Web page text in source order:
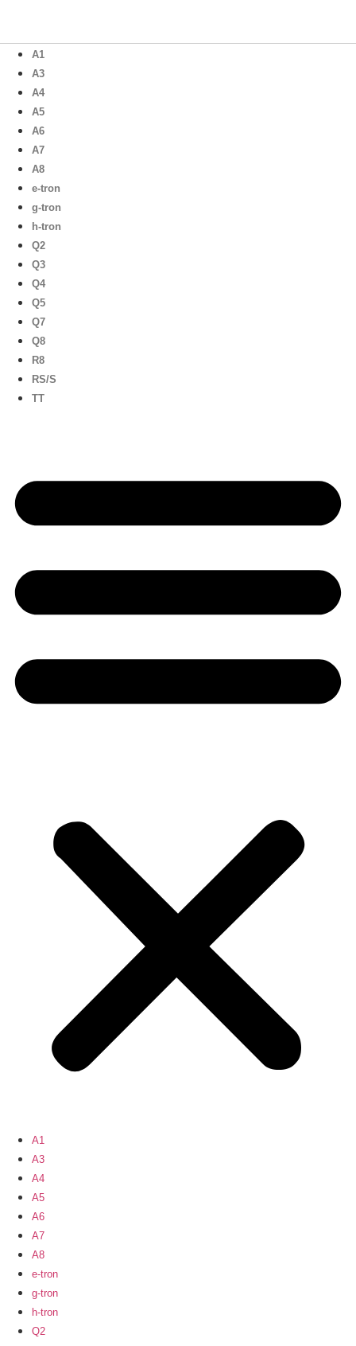
A1
A3
A4
A5
A6
A7
A8
e-tron
g-tron
h-tron
Q2
Q3
Q4
Q5
Q7
Q8
R8
RS/S
TT
A1
A3
A4
A5
A6
A7
A8
e-tron
g-tron
h-tron
Q2